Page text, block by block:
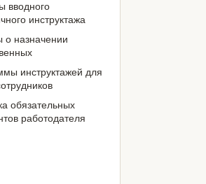
вводного
инструктажа
о назначении
инструктажей для
обязательных
работодателя